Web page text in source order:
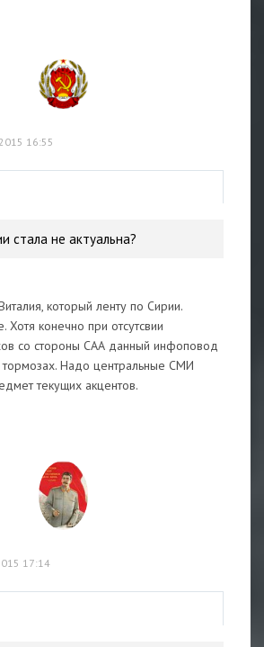
16:55
стала не актуальна?
который ленту по Сирии.
Хотя конечно при отсутсвии
со стороны САА данный инфоповод
тормозах. Надо центральные СМИ
текущих акцентов.
17:14